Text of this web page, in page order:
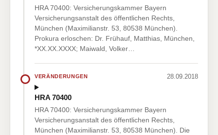
HRA 70400: Versicherungskammer Bayern
Versicherungsanstalt des öffentlichen Rechts,
München (Maximilianstr. 53, 80538 München).
Prokura erloschen: Dr. Frühauf, Matthias, München,
*XX.XX.XXXX; Maiwald, Volker…
VERÄNDERUNGEN 28.09.2018
HRA 70400
HRA 70400: Versicherungskammer Bayern
Versicherungsanstalt des öffentlichen Rechts,
München (Maximilianstr. 53, 80538 München). Die